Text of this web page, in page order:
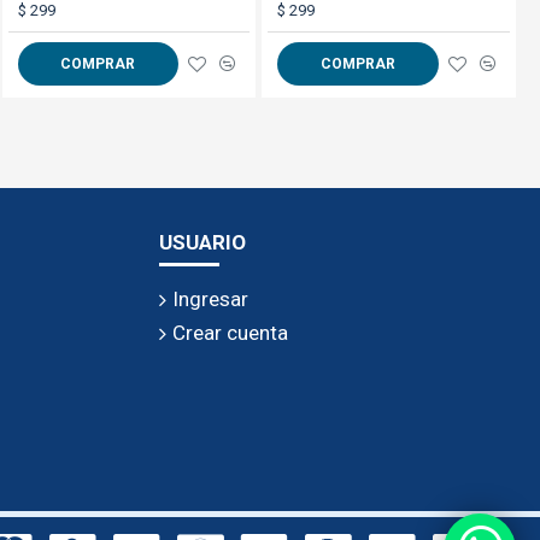
al siguiente nivel hoy
selección de la
transitar
$ 1.749
COMPRAR
$ 299
COMPRAR
$ 299
COMPRAR
USUARIO
Ingresar
Crear cuenta